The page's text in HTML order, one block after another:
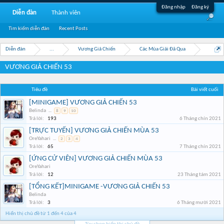
Đăng nhập Đăng ký
Diễn đàn ... Vương Giả Chiến Các Mùa Giải Đã Qua
VƯƠNG GIẢ CHIẾN 53
Tiêu đề Bài viết cuối
[MINIGAME] VƯƠNG GIẢ CHIẾN 53
Belinda ... 8 9 10
Trả lời: 193 6 Tháng chín 2021
[TRỰC TUYẾN] VƯƠNG GIẢ CHIẾN MÙA 53
OreYahari ... 2 3 4
Trả lời: 65 7 Tháng chín 2021
[ỨNG CỬ VIÊN] VƯƠNG GIẢ CHIẾN MÙA 53
OreYahari
Trả lời:
12 23 Tháng tám 2021
[TỔNG KẾT]MINIGAME -VƯƠNG GIẢ CHIẾN 53
Belinda
Trả lời:
3
6 Tháng mười 2021
Hiển thị chủ đề từ 1 đến 4 của 4
Diễn đàn
Tìm kiếm diễn đàn Recent Posts
Thành viên